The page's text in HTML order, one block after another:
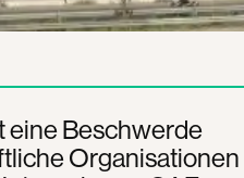
eine Beschwerde
Organisationen